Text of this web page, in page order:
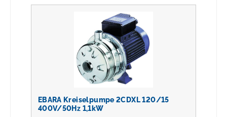
EBARA Kreiselpumpe 2CDXL 120/15
400V/50Hz 1,1kW